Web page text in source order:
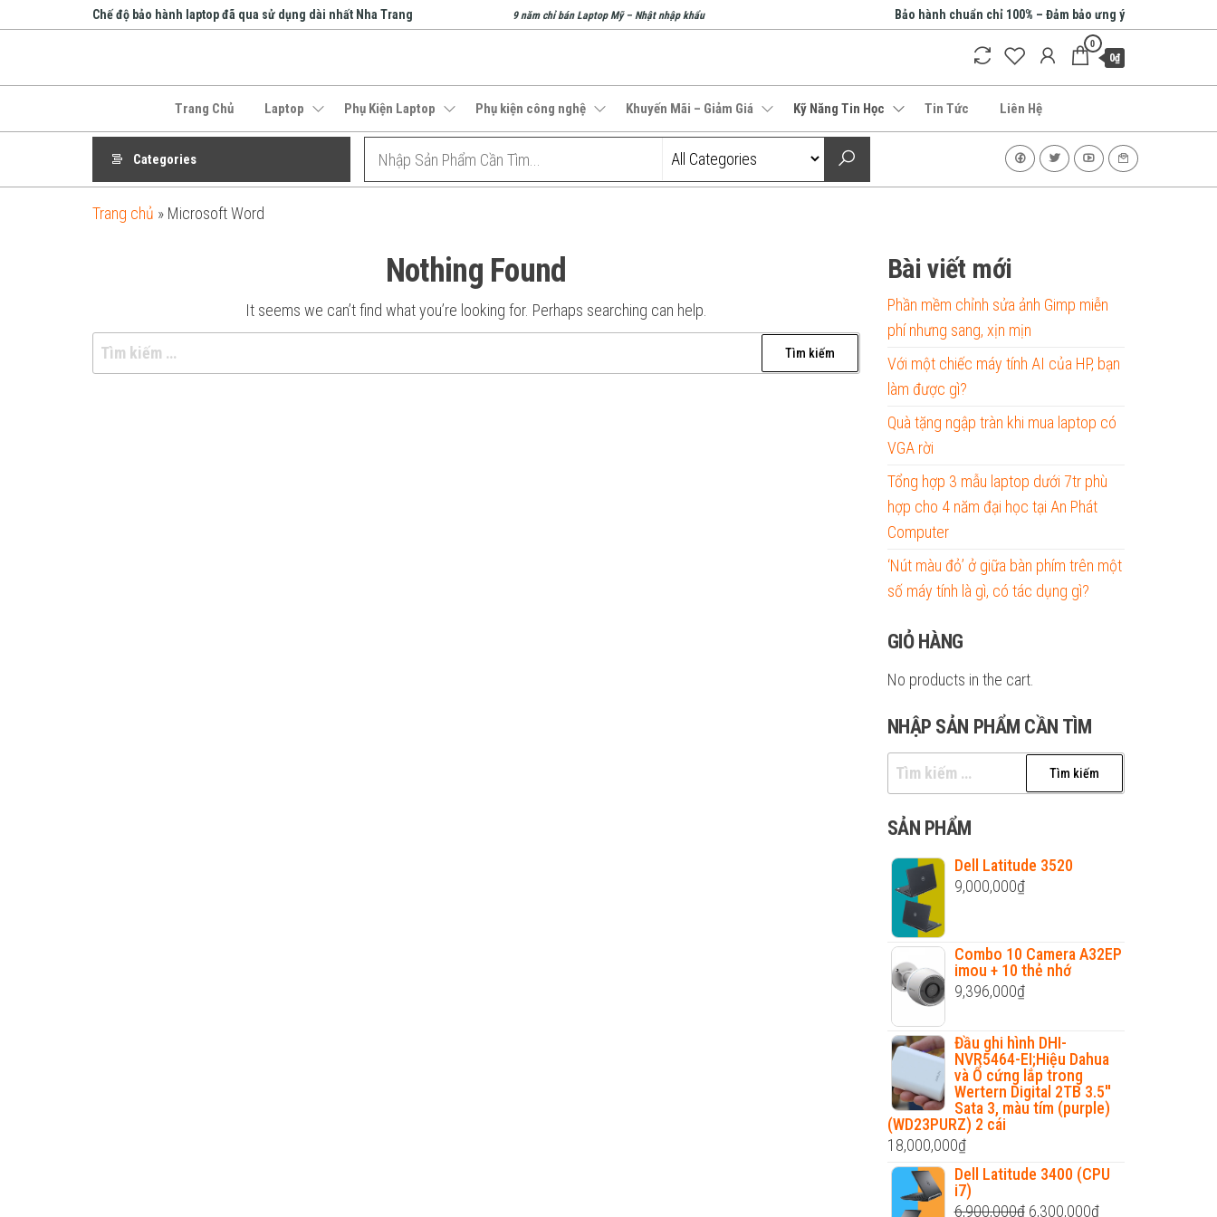
content
Chế độ bảo hành laptop đã qua sử dụng dài nhất Nha Trang 9 năm chỉ bán Laptop Mỹ – Nhật nhập khẩu Bảo hành chuẩn chỉ 100% – Đảm bảo ưng ý
Computer
0
0₫
Trang Chủ Laptop Phụ Kiện Laptop Phụ kiện công nghệ Khuyến Mãi – Giảm Giá Kỹ Năng Tin Học Tin Tức Liên Hệ
Categories
Trang chủ » Microsoft Word
Nothing Found
It seems we can’t find what you’re looking for. Perhaps searching can help.
kiếm
Bài viết mới
Phần mềm chỉnh sửa ảnh Gimp miễn
phí nhưng sang, xịn mịn
Với một chiếc máy tính AI của HP, bạn
làm được gì?
Quà tặng ngập tràn khi mua laptop có
VGA rời
Tổng hợp 3 mẫu laptop dưới 7tr phù
hợp cho 4 năm đại học tại An Phát
Computer
‘Nút màu đỏ’ ở giữa bàn phím trên một
số máy tính là gì, có tác dụng gì?
GIỎ HÀNG
No products in the cart.
NHẬP SẢN PHẨM CẦN TÌM
Tìm
kiếm
cho:
SẢN PHẨM
Dell Latitude 3520
9,000,000₫
Combo 10 Camera A32EP
imou + 10 thẻ nhớ
9,396,000₫
Đầu ghi hình DHI-
NVR5464-EI;Hiệu Dahua
và Ổ cứng lắp trong
Wertern Digital 2TB 3.5''
Sata 3, màu tím (purple)
(WD23PURZ) 2 cái
18,000,000₫
Dell Latitude 3400 (CPU
i7)
6,900,000₫ Original
6,300,000₫Current